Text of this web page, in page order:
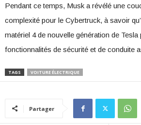
Pendant ce temps, Musk a révélé une
complexité pour le Cybertruck, à savoir
matériel 4 de nouvelle génération de Tesla
fonctionnalités de sécurité et de conduite
TAGS VOITURE ÉLECTRIQUE
Partager